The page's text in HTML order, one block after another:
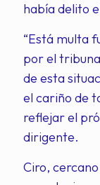
había delito
“Está multa
por el
de esta
el cariño de
reflejar el
dirigente.
Ciro,